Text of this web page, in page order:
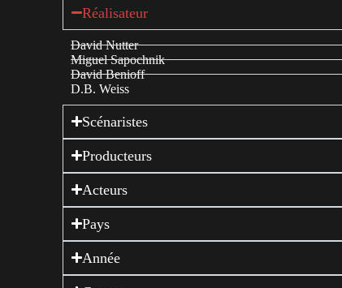
Réalisateur
David Nutter
Miguel Sapochnik
David Benioff
D.B. Weiss
Scénaristes
Producteurs
Acteurs
Pays
Année